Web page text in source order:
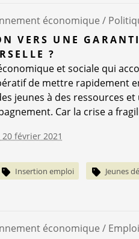
économique /
VERS UNE
?
et sociale qui
de mettre rapidement
jeunes à des ressources
Car la crise a
février 2021
Insertion emploi Jeunes
économique / Emploi